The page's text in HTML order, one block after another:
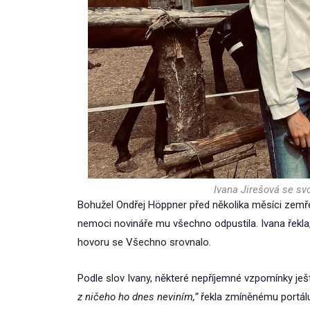
Ivana Jirešová se
Bohužel Ondřej Höppner před několika měsíci
nemoci novináře mu všechno odpustila. Ivana
hovoru se Všechno srovnalo.
Podle slov Ivany, některé nepříjemné vzpomínky
z ničeho ho dnes neviním,”řekla zmíněnému